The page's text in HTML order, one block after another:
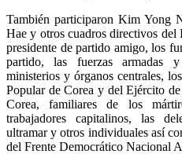
También participaron Kim Yong
Hae y otros cuadros directivos
presidente de partido amigo, los
partido, las fuerzas armadas
ministerios y órganos centrales,
Popular de Corea y del Ejército
Corea, familiares de los
trabajadores capitalinos, las
ultramar y otros individuales así
del Frente Democrático Nacional